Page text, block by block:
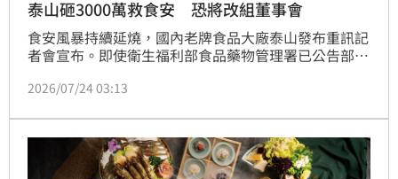
泰山砸3000萬救食安 恐將改組董事會
食安風暴持續延燒，國內老牌食品大廠泰山發布重訊記
者會宣布。即使衛生福利部食品藥物管理署已公告部分
者的承諾，宣布4月至6月所有大豆油相關商品一律全面
2026/07/24 03:13